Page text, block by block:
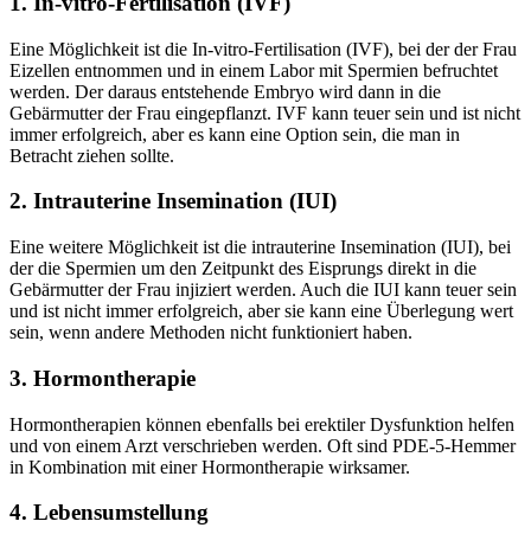
Eine Möglichkeit ist die In-vitro-Fertilisation (IVF), bei der der Frau
Eizellen entnommen und in einem Labor mit Spermien befruchtet
werden. Der daraus entstehende Embryo wird dann in die
Gebärmutter der Frau eingepflanzt. IVF kann teuer sein und ist nicht
immer erfolgreich, aber es kann eine Option sein, die man in
Betracht ziehen sollte.
2. Intrauterine Insemination (IUI)
Eine weitere Möglichkeit ist die intrauterine Insemination (IUI), bei
der die Spermien um den Zeitpunkt des Eisprungs direkt in die
Gebärmutter der Frau injiziert werden. Auch die IUI kann teuer sein
und ist nicht immer erfolgreich, aber sie kann eine Überlegung wert
sein, wenn andere Methoden nicht funktioniert haben.
3. Hormontherapie
Hormontherapien können ebenfalls bei erektiler Dysfunktion helfen
und von einem Arzt verschrieben werden. Oft sind PDE-5-Hemmer
in Kombination mit einer Hormontherapie wirksamer.
4. Lebensumstellung